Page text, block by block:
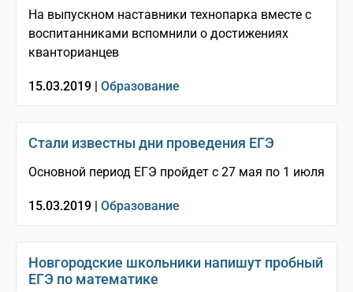
На выпускном наставники технопарка вместе с
воспитанниками вспомнили о достижениях
кванторианцев
15.03.2019 | Образование
Стали известны дни проведения ЕГЭ
Основной период ЕГЭ пройдет с 27 мая по 1 июля
15.03.2019 | Образование
Новгородские школьники напишут пробный
ЕГЭ по математике